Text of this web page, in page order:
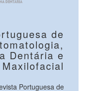
de
Dentária e
Portuguesa de